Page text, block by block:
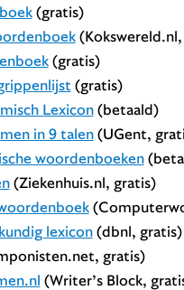
(gratis)
(gratis)
(gratis)
Lexicon(betaald)
in 9 talen(UGent,
woordenboeken
(Ziekenhuis.nl, gratis)
lexicon(dbnl, gratis)
gratis)
(Writer’s Block,